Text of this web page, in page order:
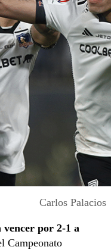
Carlos Palacios
vencer por 2-1 a
Campeonato